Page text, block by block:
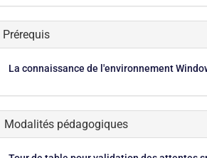
Prérequis
La connaissance de l'environnement
Modalités pédagogiques